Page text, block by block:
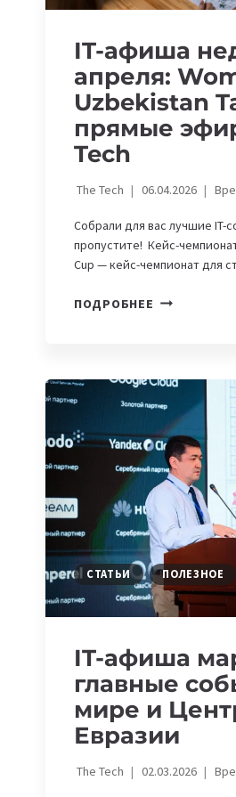
IT-афиша
апреля:
Uzbekistan
прямые
Tech
The Tech 06.04.2026
Собрали для вас лучшие IT-
пропустите! Кейс-
Cup — кейс-чемпионат для
ПОДРОБНЕЕ IT-
12
АПРЕЛЯ:
WOMEN
IN
TECH
UZBEKISTAN
TALKS
И
ПРЯМЫЕ
ЭФИРЫ
ОТ
THE
СТАТЬИ ПОЛЕЗНОЕ
IT-афиша
главные
мире и
Евразии
The Tech 02.03.2026